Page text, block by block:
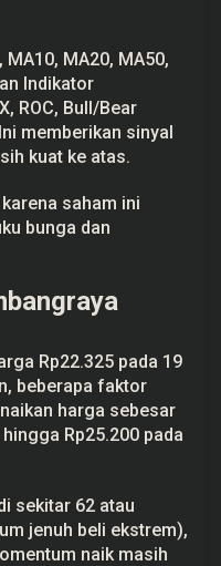
MA20, MA50,
Indikator
ROC, Bull/Bear
memberikan sinyal
kuat ke atas.
saham ini
bunga dan
Rp22.325 pada 19
beberapa faktor
harga sebesar
Rp25.200 pada
sekitar 62 atau
jenuh beli ekstrem),
naik masih